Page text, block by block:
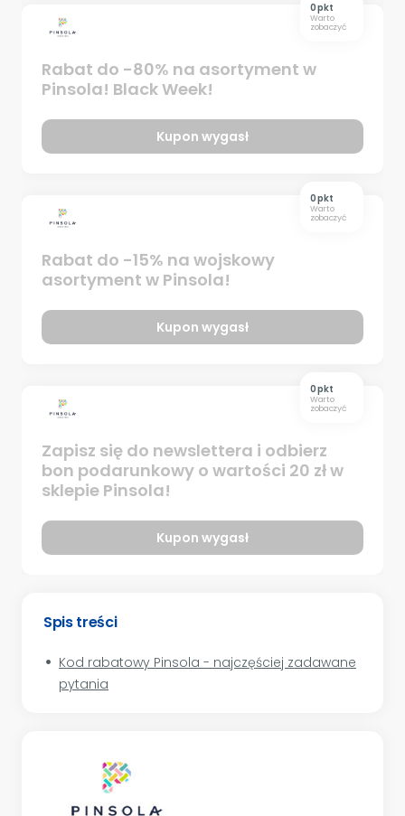
0 pkt
Warto
zobaczyć
Rabat do -80% na asortyment w
Pinsola! Black Week!
Kupon wygasł
0 pkt
Warto
zobaczyć
Rabat do -15% na wojskowy
asortyment w Pinsola!
Kupon wygasł
0 pkt
Warto
zobaczyć
Zapisz się do newslettera i odbierz
bon podarunkowy o wartości 20 zł w
sklepie Pinsola!
Kupon wygasł
Spis treści
Kod rabatowy Pinsola - najczęściej zadawane
pytania